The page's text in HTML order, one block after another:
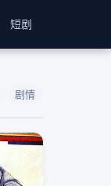
短剧
剧情